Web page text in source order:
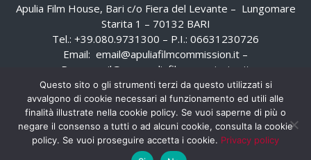
Apulia Film House, Bari c/o Fiera del Levante – Lungomare
Starita 1 – 70132 BARI
Tel.: +39.080.9731300 – P.I.: 06631230726
Email: email@apuliafilmcommission.it –
Pec:
email@pec.apuliafilmcommission.it
Questo sito o gli strumenti terzi da questo utilizzati si
avvalgono di cookie necessari al funzionamento ed utili alle
finalità illustrate nella cookie policy. Se vuoi saperne di più o
negare il consenso a tutti o ad alcuni cookie, consulta la cookie
policy. Se vuoi proseguire accetta i cookie. Privacy policy